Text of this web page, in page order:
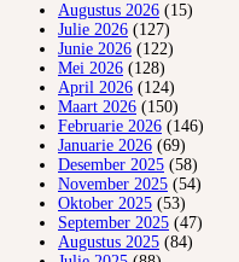
Augustus 2026 (15)
Julie 2026 (127)
Junie 2026 (122)
Mei 2026 (128)
April 2026 (124)
Maart 2026 (150)
Februarie 2026 (146)
Januarie 2026 (69)
Desember 2025 (58)
November 2025 (54)
Oktober 2025 (53)
September 2025 (47)
Augustus 2025 (84)